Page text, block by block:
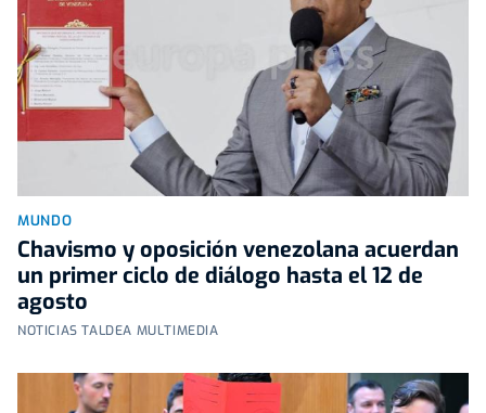
MUNDO
Chavismo y oposición venezolana acuerdan
un primer ciclo de diálogo hasta el 12 de
agosto
NOTICIAS TALDEA MULTIMEDIA